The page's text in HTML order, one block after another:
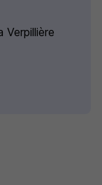
Verpillière